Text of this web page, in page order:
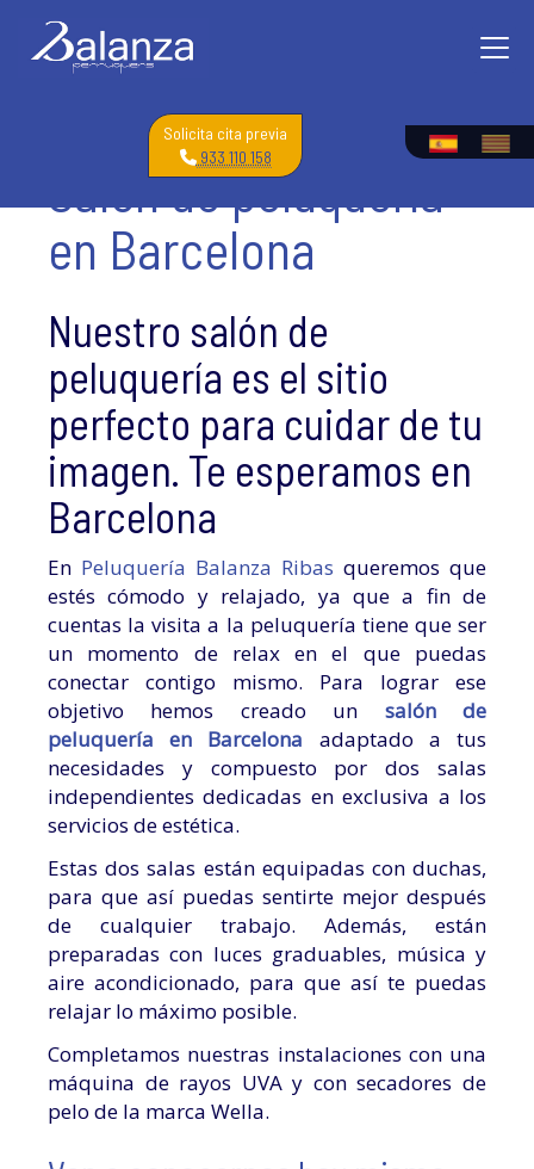
Solicita cita previa
933 110 158
Salón de peluquería
en Barcelona
Nuestro salón de
peluquería es el sitio
perfecto para cuidar de tu
imagen. Te esperamos en
Barcelona
En Peluquería Balanza Ribas queremos que
estés cómodo y relajado, ya que a fin de
cuentas la visita a la peluquería tiene que ser
un momento de relax en el que puedas
conectar contigo mismo. Para lograr ese
objetivo hemos creado un salón de
peluquería en Barcelona adaptado a tus
necesidades y compuesto por dos salas
independientes dedicadas en exclusiva a los
servicios de estética.
Estas dos salas están equipadas con duchas,
para que así puedas sentirte mejor después
de cualquier trabajo. Además, están
preparadas con luces graduables, música y
aire acondicionado, para que así te puedas
relajar lo máximo posible.
Completamos nuestras instalaciones con una
máquina de rayos UVA y con secadores de
pelo de la marca Wella.